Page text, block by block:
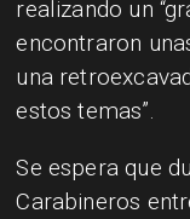
realizando un
encontraron
una
estos temas”.
Se espera que
Carabineros